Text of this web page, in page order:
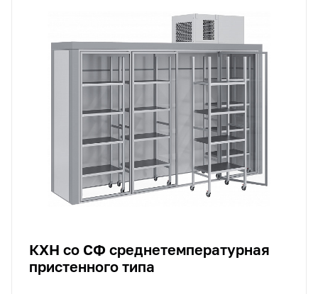
КХН со СФ среднетемпературная
пристенного типа